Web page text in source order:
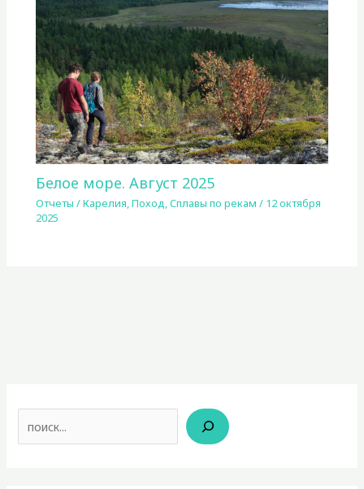
Белое море. Август 2025
Отчеты /Карелия ,Поход ,Сплавы по рекам / 12 октября
2025